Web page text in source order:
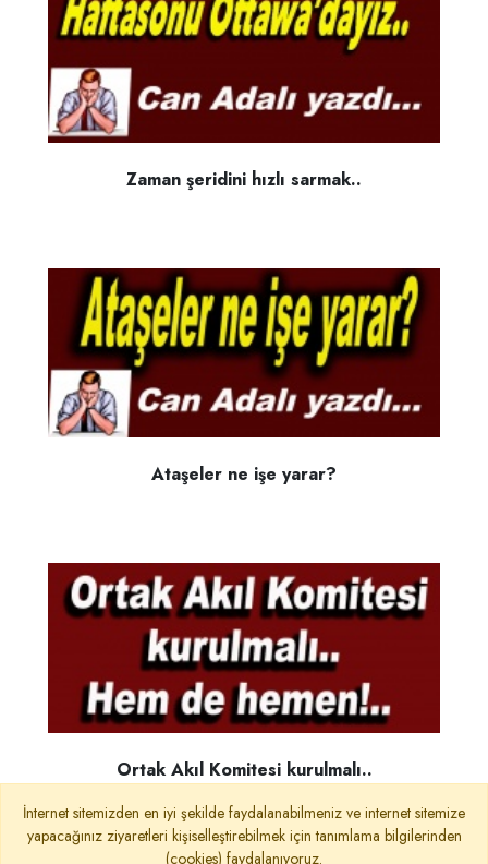
Zaman şeridini hızlı sarmak..
Ataşeler ne işe yarar?
Ortak Akıl Komitesi kurulmalı..
İnternet sitemizden en iyi şekilde faydalanabilmeniz ve internet sitemize
yapacağınız ziyaretleri kişiselleştirebilmek için tanımlama bilgilerinden
(cookies) faydalanıyoruz.